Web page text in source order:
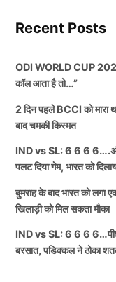
Recent Posts
ODI WORLD CUP
कॉल आता है तो…”
2 दिन पहले BCCI को मारा
बाद चमकी किस्मत
IND vs SL: 6 6 6
पलट दिया गेम, भारत को
बुमराह के बाद भारत को लगा
खिलाड़ी को मिल सकता मौका
IND vs SL: 6 6 6 6…पीछे
बरसात, पडिक्कल ने ठोका